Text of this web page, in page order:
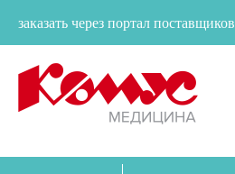
заказать через портал поставщиков